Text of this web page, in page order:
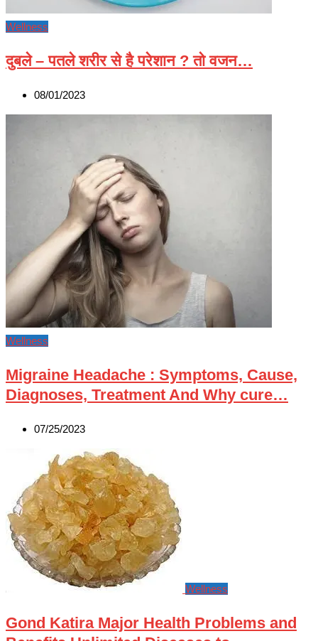
Wellness
दुबले – पतले शरीर से है परेशान ? तो वजन…
08/01/2023
Wellness
Migraine Headache : Symptoms, Cause,
Diagnoses, Treatment And Why cure…
07/25/2023
Wellness
Gond Katira Major Health Problems and